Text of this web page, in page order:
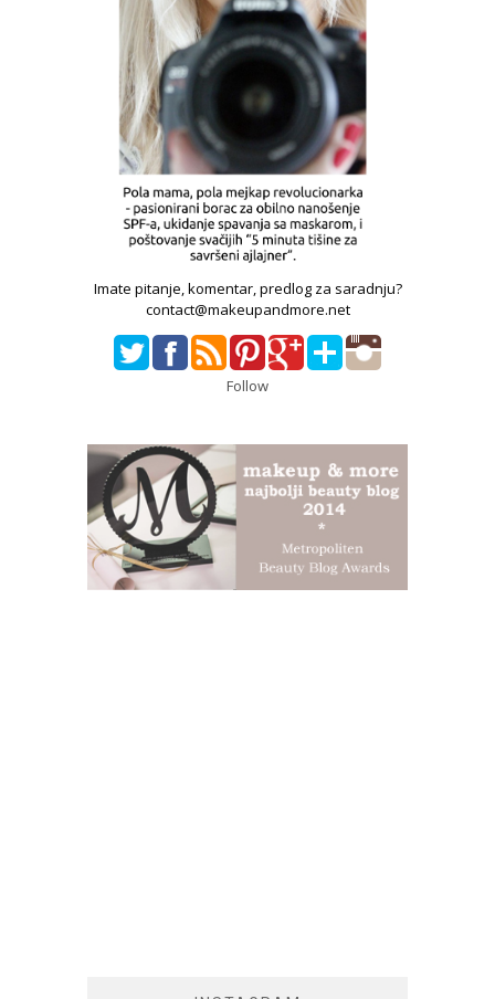
Imate pitanje, komentar, predlog za saradnju?
contact@makeupandmore.net
Follow